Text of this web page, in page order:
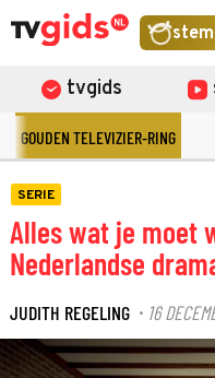
tvgids
GOUDEN TELEVIZIER-RING
SERIE
Alles wat je moet
Nederlandse
JUDITH REGELING · 16